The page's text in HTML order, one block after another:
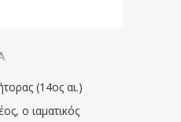
(14ος αι.)
ο ιαματικός